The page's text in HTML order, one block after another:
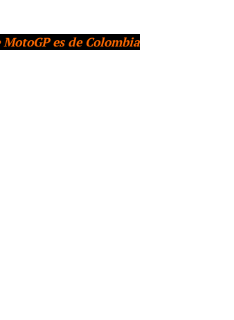
es de Colombia